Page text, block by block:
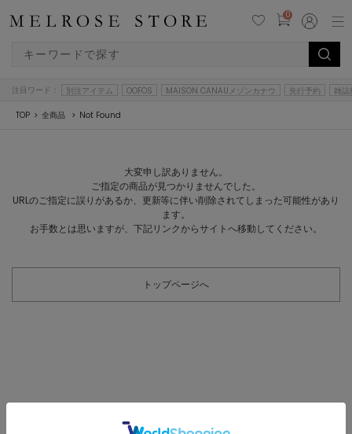
0
注目ワード： 別注アイテム OOFOS MAISON CANAUメゾンカナウ 先行予約 雑誌
TOP 全商品 Not Found
大変申し訳ありません。
ご指定の商品が見つかりませんでした。
URLのご指定に誤りがあるか、更新等に伴い削除されてしまった可能性があり
ます。
お手数とは思いますが、下記リンクからサイトへ移動してください。
トップページへ